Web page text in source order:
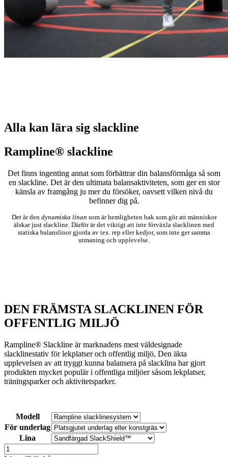
Alla kan lära sig slackline
Rampline® slackline
Det finns ingenting annat som förbättrar din balansförmåga så som
en slackline. Det är den ultimata balansaktiviteten, som ger en stor
känsla av framgång ju mer du försöker, oavsett vilken nivå du
befinner dig på.
Det är den dynamiska linan som är hemligheten bak som gör att människor
älskar just slackline. Därför är det viktigt att inte förväxla slacklinen med
statiska balanslinor gjorda av tex. rep eller kedjor, som inte ger samma
utmaning och upplevelse.
DEN FRÄMSTA SLACKLINEN FÖR
OFFENTLIG MILJÖ
Rampline® Slackline är marknadens mest väldesignade
slacklinestativ för lekplatser och offentlig miljö, Den äkta
upplevelsen av att tryggt kunna balansera på slacklina har gjort
produkten mycket populär i offentliga miljöer såsom lekplatser,
träningsparker och aktivitetsparker.
Modell
För underlag
Lina
Rampline®